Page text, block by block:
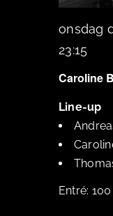
onsdag
23:15
Caroline
Line-up
100